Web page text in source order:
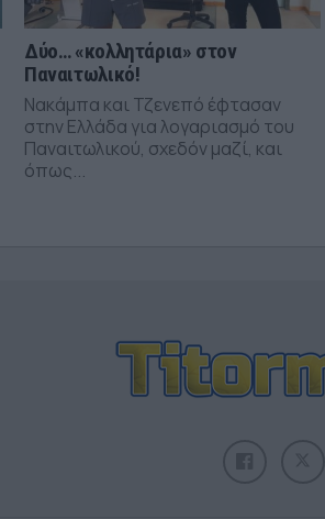
Δύο… «κολλητάρια» στον
Παναιτωλικό!
Νακάμπα και Τζενεπό έφτασαν
στην Ελλάδα για λογαριασμό του
Παναιτωλικού, σχεδόν μαζί, και
όπως...